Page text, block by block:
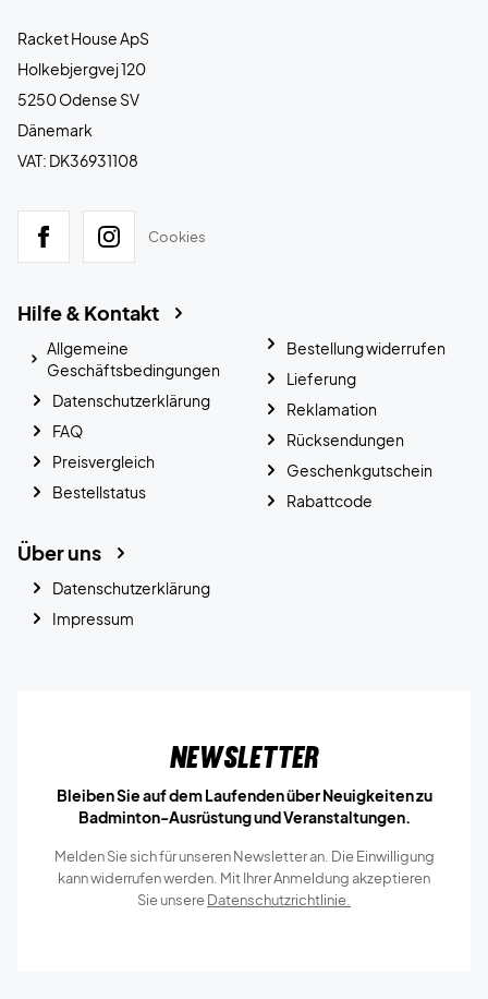
Racket House ApS
Holkebjergvej 120
5250 Odense SV
Dänemark
VAT: DK36931108
Cookies
Hilfe & Kontakt
Allgemeine
Geschäftsbedingungen
Datenschutzerklärung
FAQ
Preisvergleich
Bestellstatus
Bestellung widerrufen
Lieferung
Reklamation
Rücksendungen
Geschenkgutschein
Rabattcode
Über uns
Datenschutzerklärung
Impressum
Newsletter
Bleiben Sie auf dem Laufenden über Neuigkeiten zu
Badminton-Ausrüstung und Veranstaltungen.
Melden Sie sich für unseren Newsletter an. Die Einwilligung
kann widerrufen werden. Mit Ihrer Anmeldung akzeptieren
Sie unsereDatenschutzrichtlinie.